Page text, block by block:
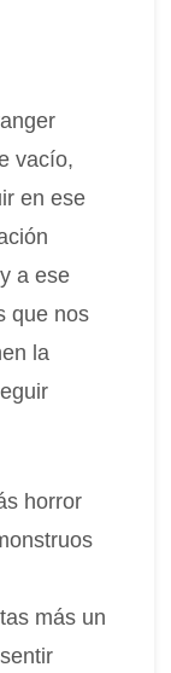
vacío,
en ese
a ese
que nos
la
horror
más un